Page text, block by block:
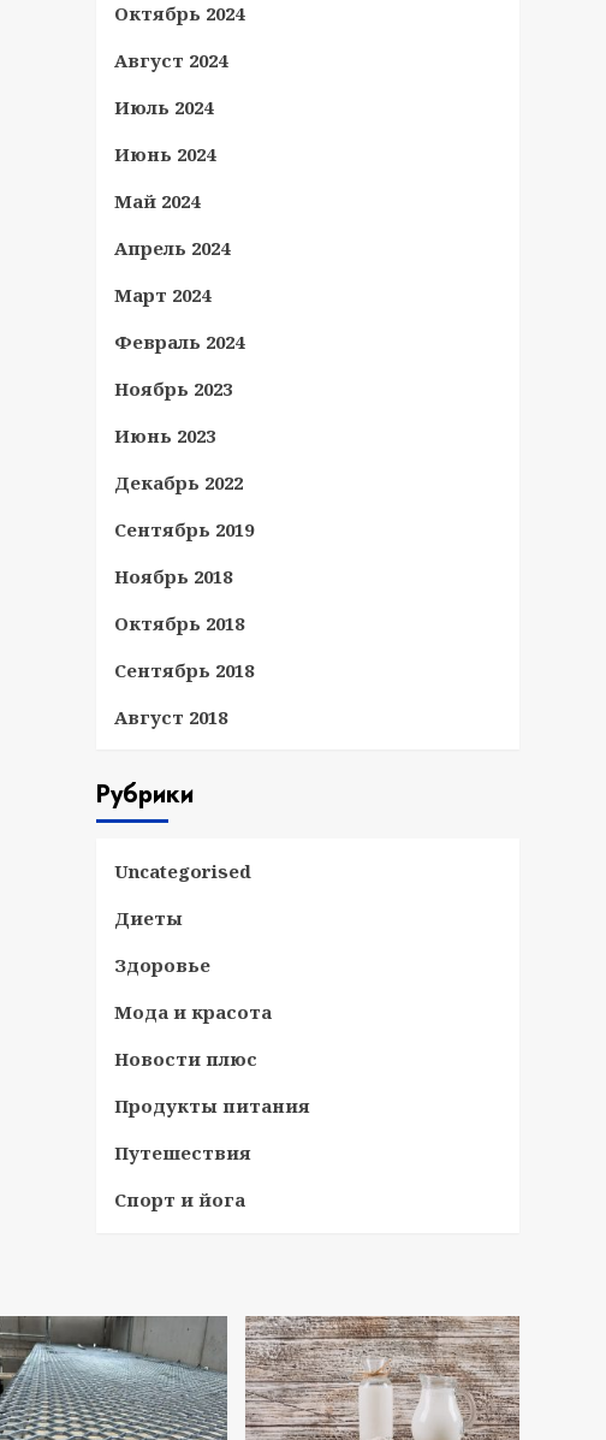
Октябрь 2024
Август 2024
Июль 2024
Июнь 2024
Май 2024
Апрель 2024
Март 2024
Февраль 2024
Ноябрь 2023
Июнь 2023
Декабрь 2022
Сентябрь 2019
Ноябрь 2018
Октябрь 2018
Сентябрь 2018
Август 2018
Рубрики
Uncategorised
Диеты
Здоровье
Мода и красота
Новости плюс
Продукты питания
Путешествия
Спорт и йога